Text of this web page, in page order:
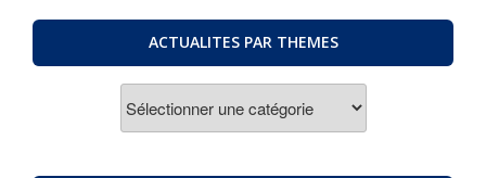
ACTUALITES PAR THEMES